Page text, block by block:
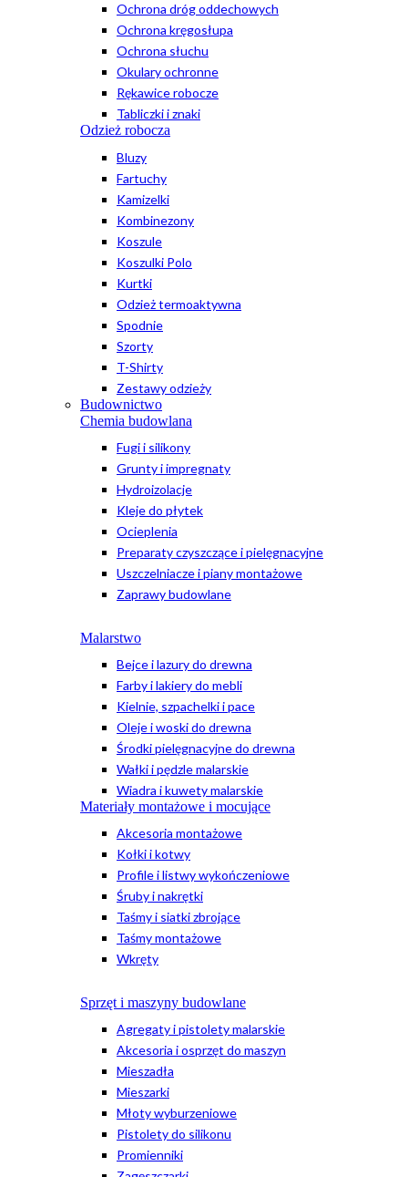
Ochrona dróg oddechowych
Ochrona kręgosłupa
Ochrona słuchu
Okulary ochronne
Rękawice robocze
Tabliczki i znaki
Odzież robocza
Bluzy
Fartuchy
Kamizelki
Kombinezony
Koszule
Koszulki Polo
Kurtki
Odzież termoaktywna
Spodnie
Szorty
T-Shirty
Zestawy odzieży
Budownictwo
Chemia budowlana
Fugi i silikony
Grunty i impregnaty
Hydroizolacje
Kleje do płytek
Ocieplenia
Preparaty czyszczące i pielęgnacyjne
Uszczelniacze i piany montażowe
Zaprawy budowlane
Malarstwo
Bejce i lazury do drewna
Farby i lakiery do mebli
Kielnie, szpachelki i pace
Oleje i woski do drewna
Środki pielęgnacyjne do drewna
Wałki i pędzle malarskie
Wiadra i kuwety malarskie
Materiały montażowe i mocujące
Akcesoria montażowe
Kołki i kotwy
Profile i listwy wykończeniowe
Śruby i nakrętki
Taśmy i siatki zbrojące
Taśmy montażowe
Wkręty
Sprzęt i maszyny budowlane
Agregaty i pistolety malarskie
Akcesoria i osprzęt do maszyn
Mieszadła
Mieszarki
Młoty wyburzeniowe
Pistolety do silikonu
Promienniki